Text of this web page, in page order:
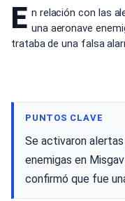
E n relación con las
una aeronave
trataba de una falsa
PUNTOS CLAVE
Se activaron
enemigas en
confirmó que fue